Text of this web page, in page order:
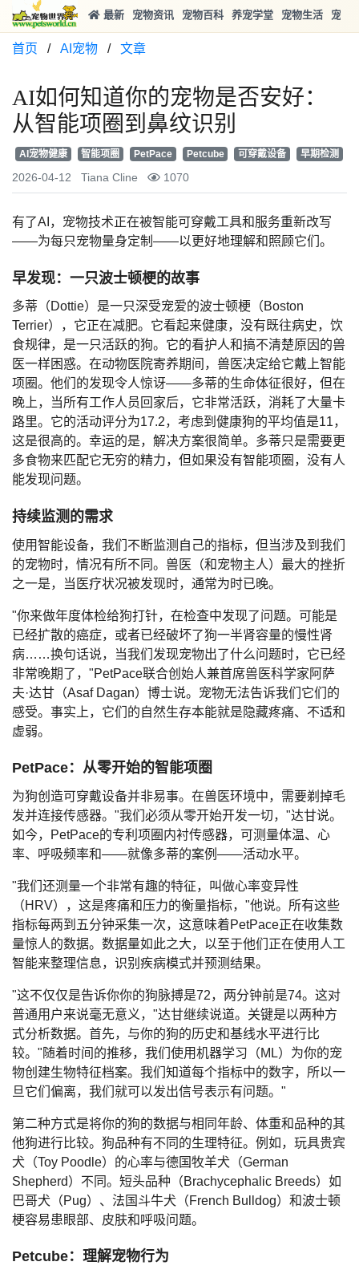
最新 宠物资讯 宠物百科 养宠学堂 宠物生活 宠物
首页 / AI宠物 / 文章
AI如何知道你的宠物是否安好：
从智能项圈到鼻纹识别
AI宠物健康 智能项圈 PetPace Petcube 可穿戴设备 早期检测
2026-04-12 Tiana Cline 1070
有了AI，宠物技术正在被智能可穿戴工具和服务重新改写
——为每只宠物量身定制——以更好地理解和照顾它们。
早发现：一只波士顿梗的故事
多蒂（Dottie）是一只深受宠爱的波士顿梗（Boston
Terrier），它正在减肥。它看起来健康，没有既往病史，饮
食规律，是一只活跃的狗。它的看护人和搞不清楚原因的兽
医一样困惑。在动物医院寄养期间，兽医决定给它戴上智能
项圈。他们的发现令人惊讶——多蒂的生命体征很好，但在
晚上，当所有工作人员回家后，它非常活跃，消耗了大量卡
路里。它的活动评分为17.2，考虑到健康狗的平均值是11，
这是很高的。幸运的是，解决方案很简单。多蒂只是需要更
多食物来匹配它无穷的精力，但如果没有智能项圈，没有人
能发现问题。
持续监测的需求
使用智能设备，我们不断监测自己的指标，但当涉及到我们
的宠物时，情况有所不同。兽医（和宠物主人）最大的挫折
之一是，当医疗状况被发现时，通常为时已晚。
"你来做年度体检给狗打针，在检查中发现了问题。可能是
已经扩散的癌症，或者已经破坏了狗一半肾容量的慢性肾
病……换句话说，当我们发现宠物出了什么问题时，它已经
非常晚期了，"PetPace联合创始人兼首席兽医科学家阿萨
夫·达甘（Asaf Dagan）博士说。宠物无法告诉我们它们的
感受。事实上，它们的自然生存本能就是隐藏疼痛、不适和
虚弱。
PetPace：从零开始的智能项圈
为狗创造可穿戴设备并非易事。在兽医环境中，需要剃掉毛
发并连接传感器。"我们必须从零开始开发一切，"达甘说。
如今，PetPace的专利项圈内衬传感器，可测量体温、心
率、呼吸频率和——就像多蒂的案例——活动水平。
"我们还测量一个非常有趣的特征，叫做心率变异性
（HRV），这是疼痛和压力的衡量指标，"他说。所有这些
指标每两到五分钟采集一次，这意味着PetPace正在收集数
量惊人的数据。数据量如此之大，以至于他们正在使用人工
智能来整理信息，识别疾病模式并预测结果。
"这不仅仅是告诉你你的狗脉搏是72，两分钟前是74。这对
普通用户来说毫无意义，"达甘继续说道。关键是以两种方
式分析数据。首先，与你的狗的历史和基线水平进行比
较。"随着时间的推移，我们使用机器学习（ML）为你的宠
物创建生物特征档案。我们知道每个指标中的数字，所以一
旦它们偏离，我们就可以发出信号表示有问题。"
第二种方式是将你的狗的数据与相同年龄、体重和品种的其
他狗进行比较。狗品种有不同的生理特征。例如，玩具贵宾
犬（Toy Poodle）的心率与德国牧羊犬（German
Shepherd）不同。短头品种（Brachycephalic Breeds）如
巴哥犬（Pug）、法国斗牛犬（French Bulldog）和波士顿
梗容易患眼部、皮肤和呼吸问题。
Petcube：理解宠物行为